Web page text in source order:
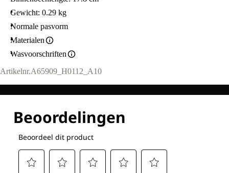
Gewicht: 0.29 kg
Normale pasvorm
Materialen
Wasvoorschriften
Artikelnr.A65909_H0112_A10